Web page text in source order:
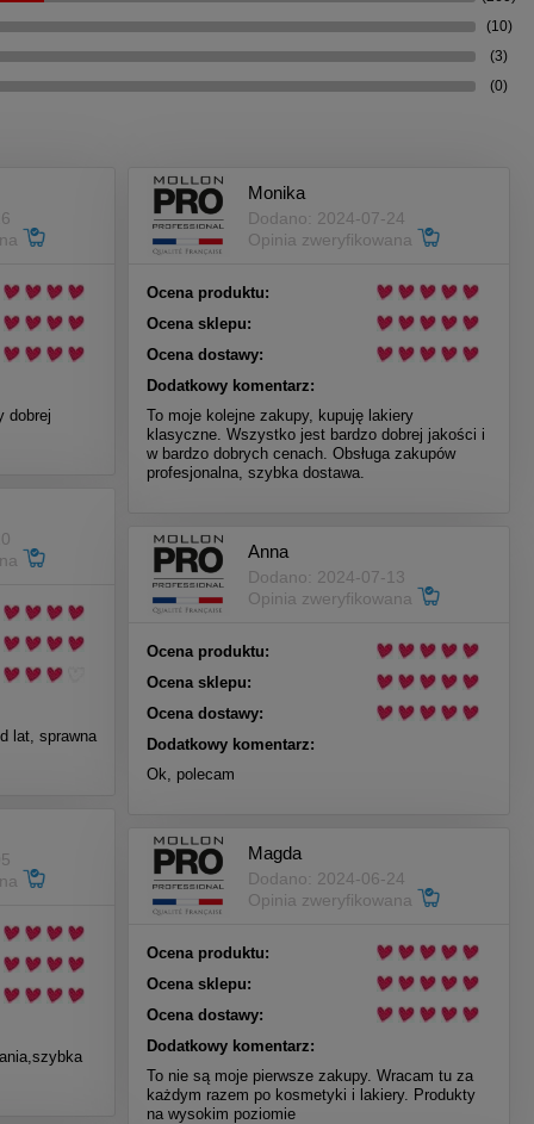
(10)
(3)
(0)
dobrej
Monika
Dodano: 2024-07-24
Opinia zweryfikowana
Ocena produktu:
Ocena sklepu:
Ocena dostawy:
Dodatkowy komentarz:
To moje kolejne zakupy, kupuję lakiery
klasyczne. Wszystko jest bardzo dobrej jakości i
w bardzo dobrych cenach. Obsługa zakupów
profesjonalna, szybka dostawa.
lat, sprawna
Anna
Dodano: 2024-07-13
Opinia zweryfikowana
Ocena produktu:
Ocena sklepu:
Ocena dostawy:
Dodatkowy komentarz:
Ok, polecam
Magda
Dodano: 2024-06-24
Opinia zweryfikowana
Ocena produktu:
Ocena sklepu:
Ocena dostawy:
Dodatkowy komentarz:
To nie są moje pierwsze zakupy. Wracam tu za
każdym razem po kosmetyki i lakiery. Produkty
na wysokim poziomie